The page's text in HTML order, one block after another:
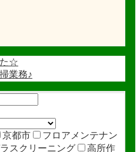
た☆
業務♪
京都市
フロアメンテナン
スクリーニング
高所作